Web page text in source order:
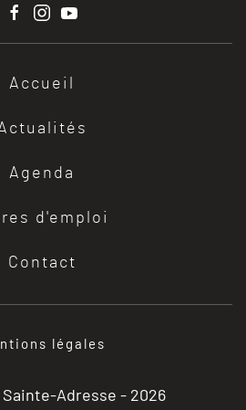
Accueil
Agenda
d'emploi
Contact
légales
Adresse - 2026